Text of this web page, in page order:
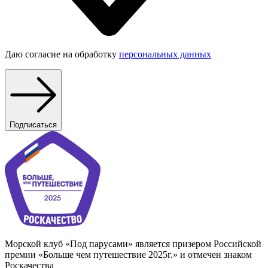
Даю согласие на обработку персональных данных
Подписаться
Морской клуб «Под парусами» является призером Российской
премии «Больше чем путешествие 2025г.» и отмечен знаком
Роскачества